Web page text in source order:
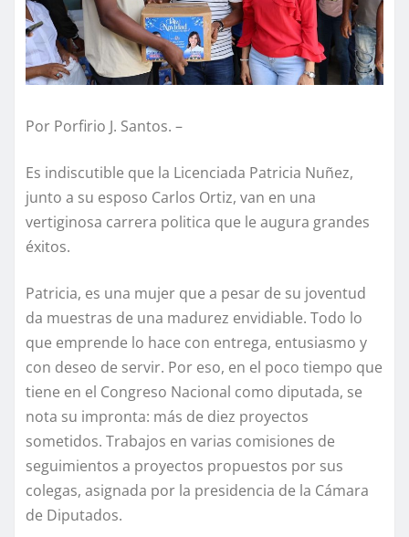
Por Porfirio J. Santos. –
Es indiscutible que la Licenciada Patricia Nuñez,
junto a su esposo Carlos Ortiz, van en una
vertiginosa carrera politica que le augura grandes
éxitos.
Patricia, es una mujer que a pesar de su joventud
da muestras de una madurez envidiable. Todo lo
que emprende lo hace con entrega, entusiasmo y
con deseo de servir. Por eso, en el poco tiempo que
tiene en el Congreso Nacional como diputada, se
nota su impronta: más de diez proyectos
sometidos. Trabajos en varias comisiones de
seguimientos a proyectos propuestos por sus
colegas, asignada por la presidencia de la Cámara
de Diputados.